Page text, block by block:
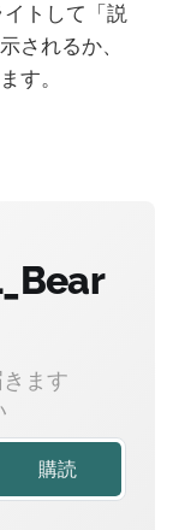
トして「説
されるか、
す。
ます